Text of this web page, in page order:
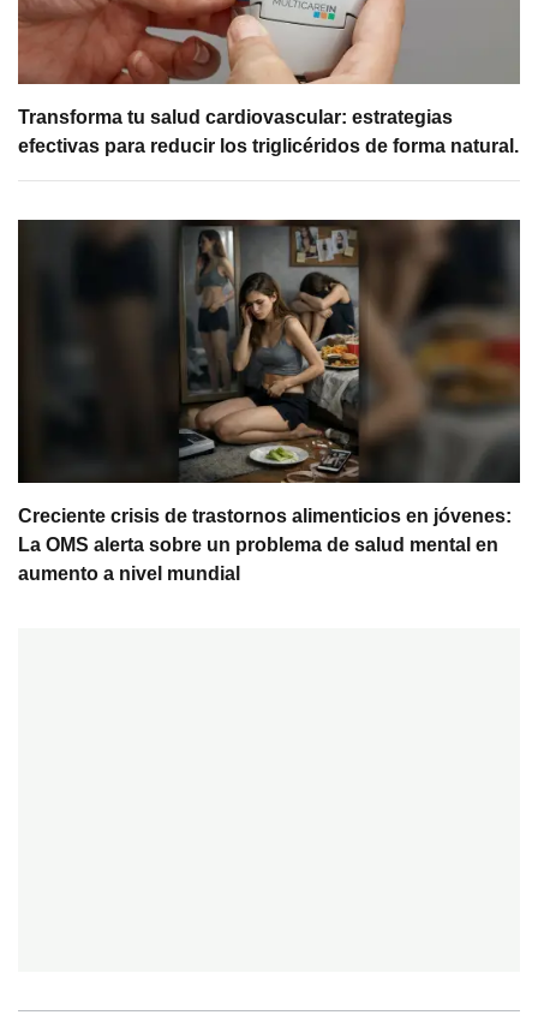
Transforma tu salud cardiovascular: estrategias
efectivas para reducir los triglicéridos de forma natural.
Creciente crisis de trastornos alimenticios en jóvenes:
La OMS alerta sobre un problema de salud mental en
aumento a nivel mundial